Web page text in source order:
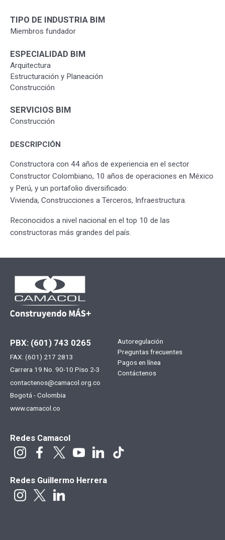
TIPO DE INDUSTRIA BIM
Miembros fundador
ESPECIALIDAD BIM
Arquitectura
Estructuración y Planeación
Construcción
SERVICIOS BIM
Construcción
DESCRIPCIÓN
Constructora con 44 años de experiencia en el sector
Constructor Colombiano, 10 años de operaciones en México
y Perú, y un portafolio diversificado:
Vivienda, Construcciones a Terceros, Infraestructura.
Reconocidos a nivel nacional en el top 10 de las
constructoras más grandes del país.
PBX: (601) 743 0265
FAX: (601) 217 2813
Carrera 19 No. 90-10 Piso 2-3
contactenos@camacol.org.co
Bogotá - Colombia
www.camacol.co
Menú
footer
Autoregulación
Preguntas frecuentes
Pagos en línea
Contáctenos
Redes Camacol
Redes Guillermo Herrera